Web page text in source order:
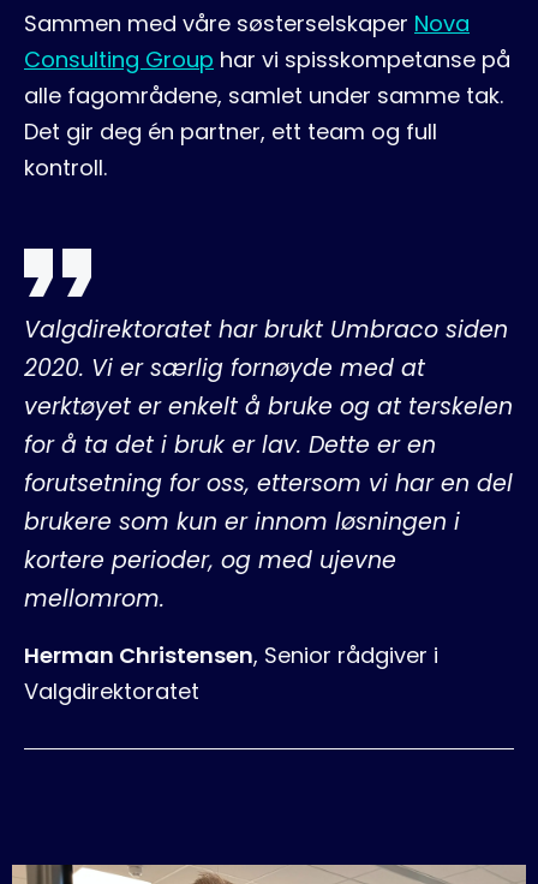
Sammen med våre søsterselskaper Nova
Consulting Group har vi spisskompetanse på
alle fagområdene, samlet under samme tak.
Det gir deg én partner, ett team og full
kontroll.
Valgdirektoratet har brukt Umbraco siden
2020. Vi er særlig fornøyde med at
verktøyet er enkelt å bruke og at terskelen
for å ta det i bruk er lav. Dette er en
forutsetning for oss, ettersom vi har en del
brukere som kun er innom løsningen i
kortere perioder, og med ujevne
mellomrom.
Herman Christensen, Senior rådgiver i
Valgdirektoratet